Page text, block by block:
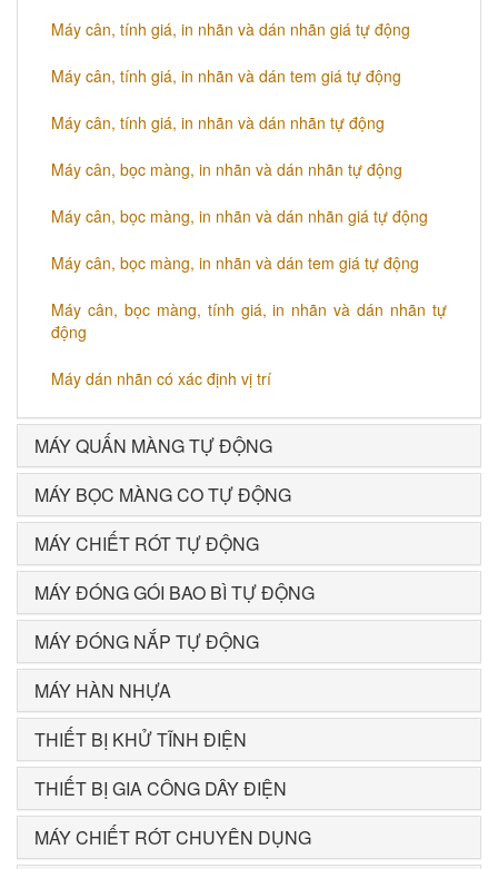
Máy cân, tính giá, in nhãn và dán nhãn giá tự động
Máy cân, tính giá, in nhãn và dán tem giá tự động
Máy cân, tính giá, in nhãn và dán nhãn tự động
Máy cân, bọc màng, in nhãn và dán nhãn tự động
Máy cân, bọc màng, in nhãn và dán nhãn giá tự động
Máy cân, bọc màng, in nhãn và dán tem giá tự động
Máy cân, bọc màng, tính giá, in nhãn và dán nhãn tự
động
Máy dán nhãn có xác định vị trí
MÁY QUẤN MÀNG TỰ ĐỘNG
MÁY BỌC MÀNG CO TỰ ĐỘNG
MÁY CHIẾT RÓT TỰ ĐỘNG
MÁY ĐÓNG GÓI BAO BÌ TỰ ĐỘNG
MÁY ĐÓNG NẮP TỰ ĐỘNG
MÁY HÀN NHỰA
THIẾT BỊ KHỬ TĨNH ĐIỆN
THIẾT BỊ GIA CÔNG DÂY ĐIỆN
MÁY CHIẾT RÓT CHUYÊN DỤNG